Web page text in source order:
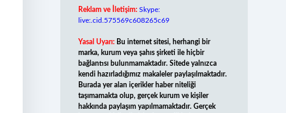
Reklam ve İletişim: Skype:
live:.cid.575569c608265c69
Yasal Uyarı: Bu internet sitesi, herhangi bir
marka, kurum veya şahıs şirketi ile hiçbir
bağlantısı bulunmamaktadır. Sitede yalnızca
kendi hazırladığımız makaleler paylaşılmaktadır.
Burada yer alan içerikler haber niteliği
taşımamakta olup, gerçek kurum ve kişiler
hakkında paylaşım yapılmamaktadır. Gerçek